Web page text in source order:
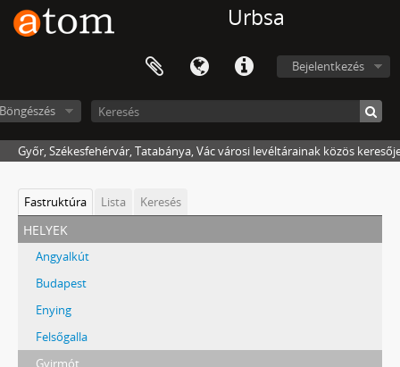
Urbsa
Bejelentkezés
Győr, Székesfehérvár, Tatabánya, Vác városi levéltárainak közös
Fastruktúra Lista Keresés
helyek
Angyalkút
Budapest
Enying
Felsőgalla
Gyirmót